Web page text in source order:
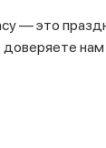
— это